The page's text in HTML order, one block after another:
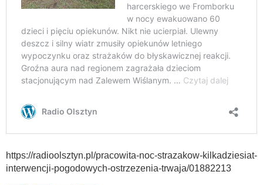
https://radioolsztyn.pl/pracowita-noc-strazakow-kilkadziesiat-
interwencji-pogodowych-ostrzezenia-trwaja/01882213